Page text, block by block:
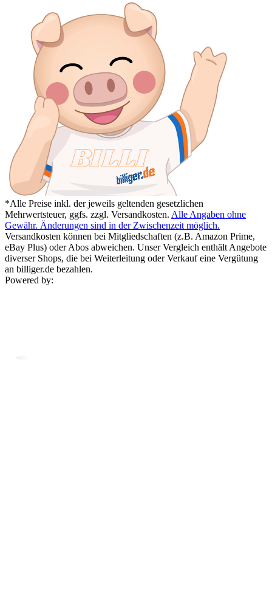
*Alle Preise inkl. der jeweils geltenden gesetzlichen
Mehrwertsteuer, ggfs. zzgl. Versandkosten. Alle Angaben ohne
Gewähr. Änderungen sind in der Zwischenzeit möglich.
Versandkosten können bei Mitgliedschaften (z.B. Amazon Prime,
eBay Plus) oder Abos abweichen. Unser Vergleich enthält Angebote
diverser Shops, die bei Weiterleitung oder Verkauf eine Vergütung
an billiger.de bezahlen.
Powered by: